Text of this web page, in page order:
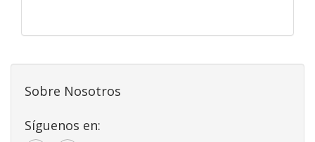
Sobre Nosotros
Síguenos en: